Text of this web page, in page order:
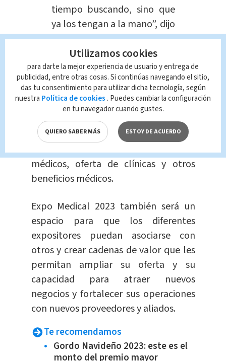
tiempo buscando, sino que
ya los tengan a la mano”, dijo
Picado.
Quienes visiten Expo Medical también
podrán caminar y recorrer
tres
salones con standsde empresas
proveedoras en equipos médicos,
planesmédicos de salud, seguros
médicos, oferta de clínicas y otros
beneficios médicos.
Expo Medical 2023 también será un
espacio para que los diferentes
expositores puedan asociarse con
otros y crear cadenas de valor que les
permitan ampliar su oferta y su
capacidad para atraer nuevos
negocios y fortalecer sus operaciones
con nuevos proveedores y aliados.
Te recomendamos
Gordo Navideño 2023: este es el
monto del premio mayor
Utilizamos cookies
para darte la mejor experiencia de usuario y entrega de
publicidad, entre otras cosas. Si continúas navegando el sitio,
das tu consentimiento para utilizar dicha tecnología, según
nuestra Política de cookies . Puedes cambiar la configuración
en tu navegador cuando gustes.
QUIERO SABER MÁS ESTOY DE ACUERDO